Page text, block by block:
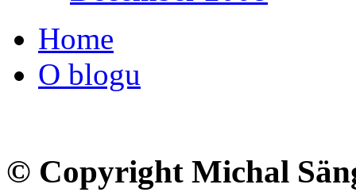
Home
O blogu
© Copyright Michal